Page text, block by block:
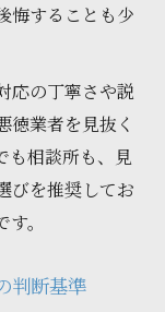
悔することも少
応の丁寧さや説
徳業者を見抜く
も相談所も、見
びを推奨してお
。
判断基準